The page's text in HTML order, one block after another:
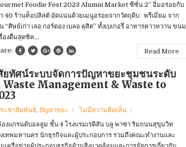
Foodie Fest 2023 Alumni Market ซีซั่น 2” อิ่มอร่อยกับ
40 ร้านท็อปลิสต์ อัดแน่นด้วยเมนูอร่อยจากวัตถุดิบ พรีเมียม จาก
“ศิษย์เก่า เลอ กอร์ดอง เบลอ ดุสิต” ทั้งเบเกอรี่ อาหารคาวหวาน ขนม
องดื่มสุดชิค...
Read More
ยทัศน์ระบบจัดการปัญหาขยะชุมชนระดับ
Waste Management & Waste to
ะชาสัมพันธ์, ปัญหาขยะ
ไม่มีความคิดเห็น
งแกรนด์บอลลูม ชั้น 4 โรงแรมเรดิสัน บลู พาซ่า ริมถนนสุขุมวิท
เทพมหานคร นักธุรกิจและผู้ประกอบการ รวมถึงคณะทำงานและ